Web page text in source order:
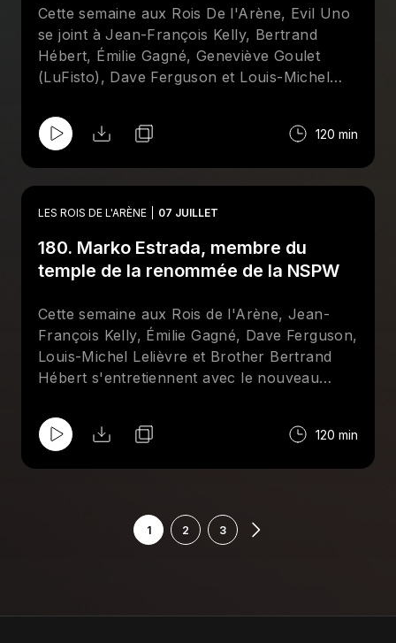
l'aveugle des meilleurs finishers de tous les
temps. Abonnez-vous sur Apple et/ou
Spotify et suivez la page Facebook desRois
De l'Arène!
Cette semaine aux Rois De l'Arène, Evil Uno
se joint à Jean-François Kelly, Bertrand
Hébert, Émilie Gagné, Geneviève Goulet
(LuFisto), Dave Ferguson et Louis-Michel
Mystery Wrestling et de la All Elite Wrestling
qui se tiendront à la fin du mois de juillet, à
120 min
LES ROIS DE L'ARÈNE 07 JUILLET
180. Marko Estrada, membre du
temple de la renommée de la NSPW
Cette semaine aux Rois de l'Arène, Jean-
François Kelly, Émilie Gagné, Dave Ferguson,
Louis-Michel Lelièvre et Brother Bertrand
Hébert s'entretiennent avec le nouveau
NSPW, le "champian du mande", Marko
Estrada. Aussi au menu : Comiccon, Mick120 min
1 2 3